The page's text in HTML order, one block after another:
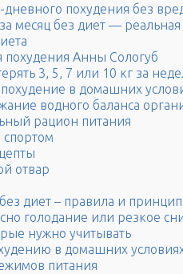
дневного похудения без
месяц без диет —
похудения Анны Сологуб
3, 5, 7 или 10 кг за
похудение в домашних
водного баланса
рацион питания
спортом
отвар
диет – правила и
голодание или резкое
нужно учитывать
в домашних
питания